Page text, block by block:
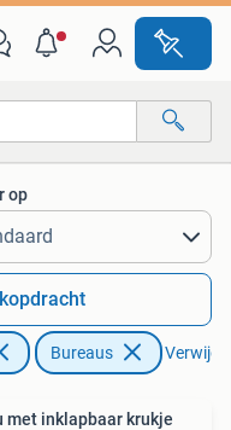
op
Bureaus
met inklapbaar krukje